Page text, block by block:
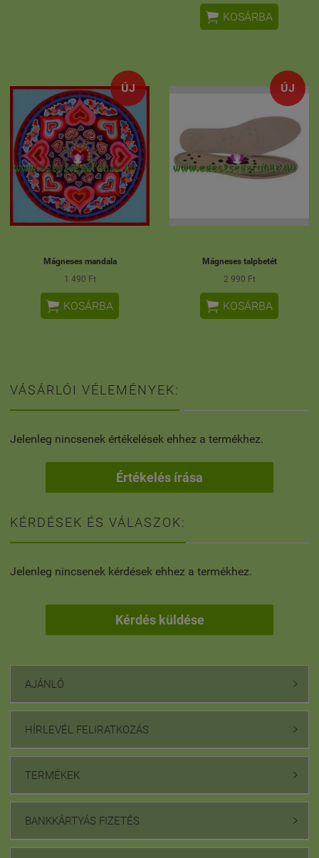
 KOSÁRBA
ÚJ
Mágneses mandala
1 490 Ft
 KOSÁRBA
ÚJ
Mágneses talpbetét
2 990 Ft
 KOSÁRBA
VÁSÁRLÓI VÉLEMÉNYEK:
Jelenleg nincsenek értékelések ehhez a termékhez.
Értékelés írása
KÉRDÉSEK ÉS VÁLASZOK:
Jelenleg nincsenek kérdések ehhez a termékhez.
Kérdés küldése
AJÁNLÓ 
HÍRLEVÉL FELIRATKOZÁS 
TERMÉKEK 
BANKKÁRTYÁS FIZETÉS 